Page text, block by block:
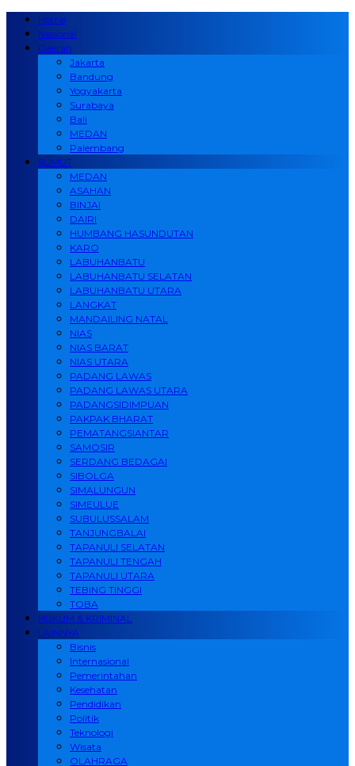
Home
Nasional
Daerah
Jakarta
Bandung
Yogyakarta
Surabaya
Bali
MEDAN
Palembang
SUMUT
MEDAN
ASAHAN
BINJAI
DAIRI
HUMBANG HASUNDUTAN
KARO
LABUHANBATU
LABUHANBATU SELATAN
LABUHANBATU UTARA
LANGKAT
MANDAILING NATAL
NIAS
NIAS BARAT
NIAS UTARA
PADANG LAWAS
PADANG LAWAS UTARA
PADANGSIDIMPUAN
PAKPAK BHARAT
PEMATANGSIANTAR
SAMOSIR
SERDANG BEDAGAI
SIBOLGA
SIMALUNGUN
SIMEULUE
SUBULUSSALAM
TANJUNGBALAI
TAPANULI SELATAN
TAPANULI TENGAH
TAPANULI UTARA
TEBING TINGGI
TOBA
HUKUM & KRIMINAL
LAINNYA
Bisnis
Internasional
Pemerintahan
Kesehatan
Pendidikan
Politik
Teknologi
Wisata
OLAHRAGA